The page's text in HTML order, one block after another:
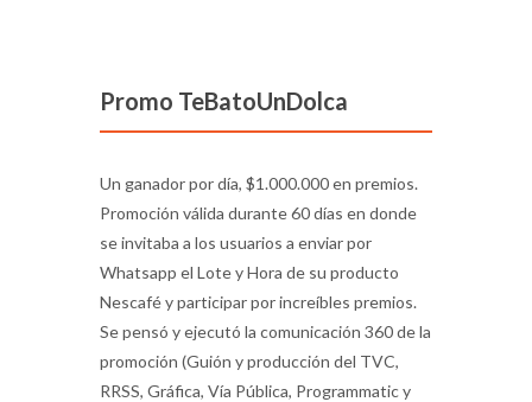
Promo TeBatoUnDolca
Un ganador por día, $1.000.000 en premios.
Promoción válida durante 60 días en donde
se invitaba a los usuarios a enviar por
Whatsapp el Lote y Hora de su producto
Nescafé y participar por increíbles premios.
Se pensó y ejecutó la comunicación 360 de la
promoción (Guión y producción del TVC,
RRSS, Gráfica, Vía Pública, Programmatic y